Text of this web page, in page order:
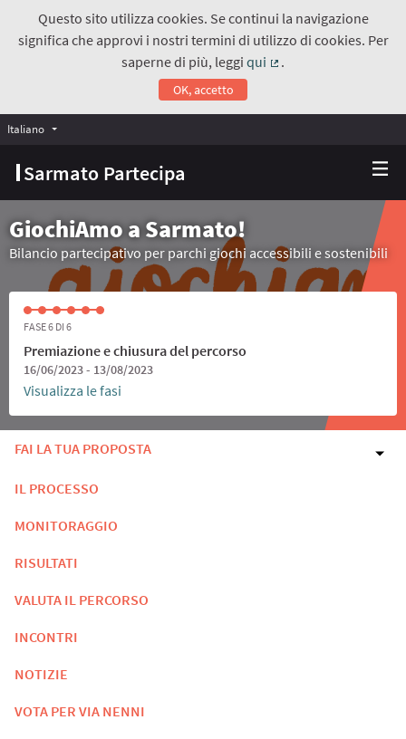
Questo sito utilizza cookies. Se continui la navigazione
significa che approvi i nostri termini di utilizzo di cookies. Per
saperne di più, leggiqui
.
OK, accetto
Sarmato Partecipa
Italiano Choose language
GiochiAmo a Sarmato!
Bilancio partecipativo per parchi giochi accessibili e sostenibili
FASE 6 DI 6
Premiazione e chiusura del percorso
16/06/2023 - 13/08/2023
Visualizza le fasi
FAI LA TUA PROPOSTA
IL PROCESSO
MONITORAGGIO
RISULTATI
VALUTA IL PERCORSO
INCONTRI
NOTIZIE
VOTA PER VIA NENNI